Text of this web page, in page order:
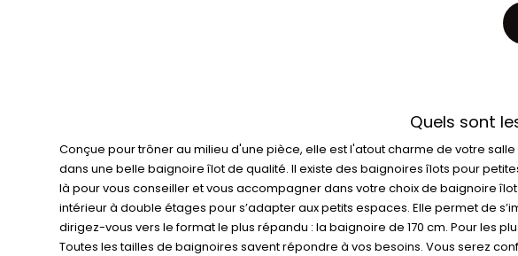
Quels sont
Conçue pour trôner au milieu d'une pièce, elle est l'atout charme de votre
dans une belle baignoire îlot de qualité. Il existe des baignoires îlots pour
là pour vous conseiller et vous accompagner dans votre choix de baignoire
intérieur à double étages pour s’adapter aux petits espaces. Elle permet de
dirigez-vous vers le format le plus répandu : la baignoire de 170 cm. Pour les
Toutes les tailles de baignoires savent répondre à vos besoins. Vous serez